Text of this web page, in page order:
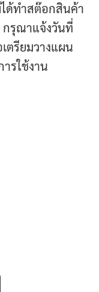
ด้ทำสต๊อกสินค้า
กรุณาแจ้งวันที่
ตรียมวางแผน
รใช้งาน